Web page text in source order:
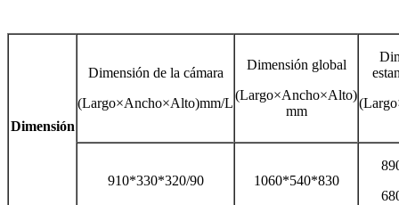
Dimensión
Dimensión de la cámara
(Largo×Ancho×Alto)mm/L
Dimensión global
(Largo×Ancho×Alto)
mm
910*330*320/90 1060*540*830